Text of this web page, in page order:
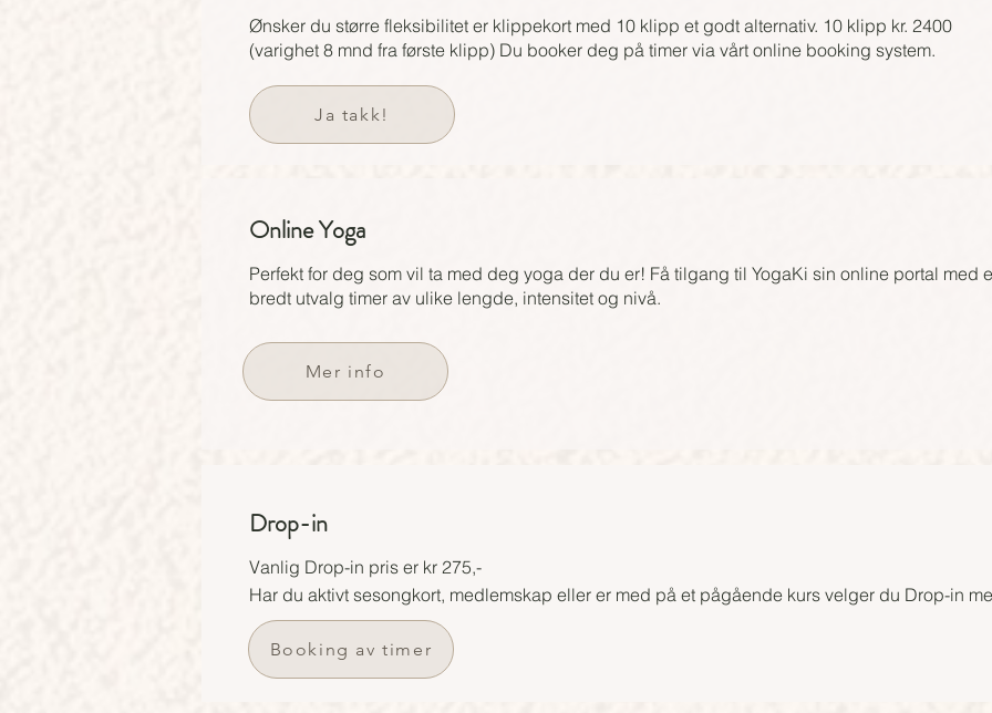
Ønsker du større fleksibilitet er klippekort med 10 klipp et godt alternativ. 10 klipp kr. 2400
(varighet 8 mnd fra første klipp) Du booker deg på timer via vårt online booking system.
Ja takk!
Online Yoga
Perfekt for deg som vil ta med deg yoga der du er! Få tilgang til YogaKi sin online portal med
bredt utvalg timer av ulike lengde, intensitet og nivå.
Mer info
Drop-in
Vanlig Drop-in pris er kr 275,-
Har du aktivt sesongkort, medlemskap eller er med på et pågående kurs velger du Drop-in
Booking av timer